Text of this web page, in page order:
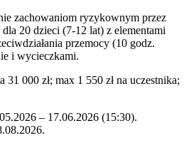
zachowaniom ryzykownym przez
20 dzieci (7-12 lat) z elementami
przemocy (10 godz.
i wycieczkami.
31 000 zł; max 1 550 zł na uczestnika;
– 17.06.2026 (15:30).